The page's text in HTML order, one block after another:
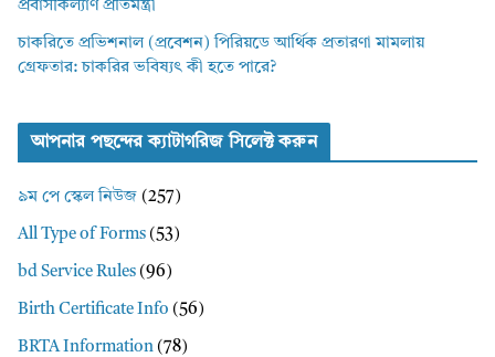
প্রবাসীকল্যাণ প্রতিমন্ত্রী
চাকরিতে প্রভিশনাল (প্রবেশন) পিরিয়ডে আর্থিক প্রতারণা মামলায়
গ্রেফতার: চাকরির ভবিষ্যৎ কী হতে পারে?
আপনার পছন্দের ক্যাটাগরিজ সিলেক্ট করুন
৯ম পে স্কেল নিউজ (257)
All Type of Forms (53)
bd Service Rules (96)
Birth Certificate Info (56)
BRTA Information (78)